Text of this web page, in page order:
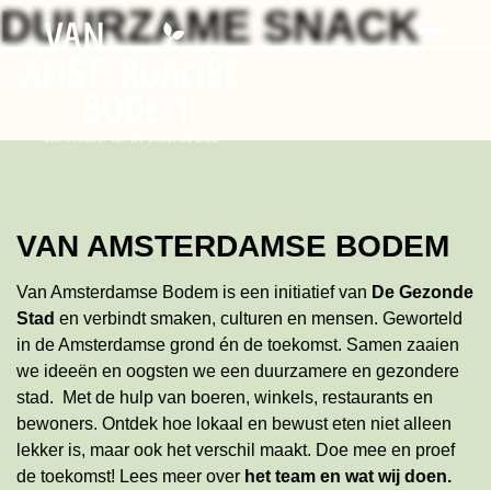
Skip
to
Search
DUURZAME SNACK
VAN AMSTERDAMSE BODEM
Van Amsterdamse Bodem is een initiatief van De Gezonde
Stad en verbindt smaken, culturen en mensen. Geworteld
in de Amsterdamse grond én de toekomst. Samen zaaien
we ideeën en oogsten we een duurzamere en gezondere
stad. Met de hulp van boeren, winkels, restaurants en
bewoners. Ontdek hoe lokaal en bewust eten niet alleen
lekker is, maar ook het verschil maakt. Doe mee en proef
de toekomst! Lees meer over het team en wat wij doen.